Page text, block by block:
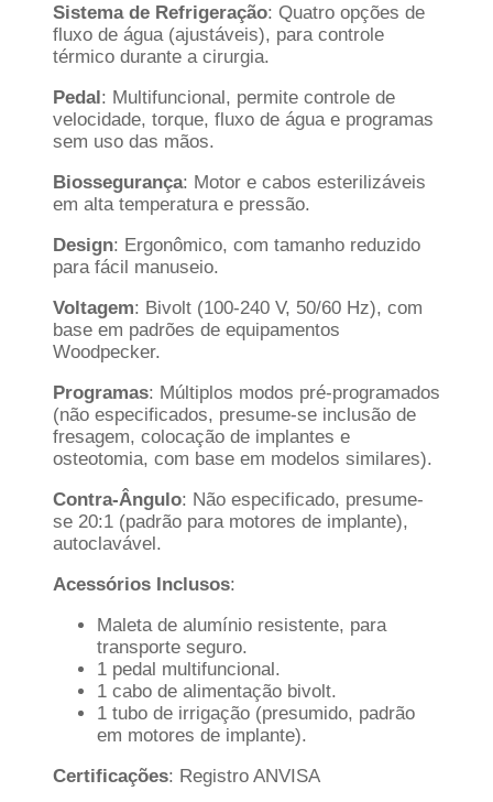
Sistema de Refrigeração: Quatro opções de
fluxo de água (ajustáveis), para controle
térmico durante a cirurgia.
Pedal: Multifuncional, permite controle de
velocidade, torque, fluxo de água e programas
sem uso das mãos.
Biossegurança: Motor e cabos esterilizáveis
em alta temperatura e pressão.
Design: Ergonômico, com tamanho reduzido
para fácil manuseio.
Voltagem: Bivolt (100-240 V, 50/60 Hz), com
base em padrões de equipamentos
Woodpecker.
Programas: Múltiplos modos pré-programados
(não especificados, presume-se inclusão de
fresagem, colocação de implantes e
osteotomia, com base em modelos similares).
Contra-Ângulo: Não especificado, presume-
se 20:1 (padrão para motores de implante),
autoclavável.
Acessórios Inclusos:
Maleta de alumínio resistente, para
transporte seguro.
1 pedal multifuncional.
1 cabo de alimentação bivolt.
1 tubo de irrigação (presumido, padrão
em motores de implante).
Certificações: Registro ANVISA